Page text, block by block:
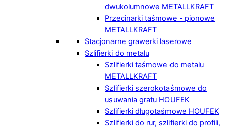
dwukolumnowe METALLKRAFT
Przecinarki taśmowe - pionowe
METALLKRAFT
Stacjonarne grawerki laserowe
Szlifierki do metalu
Szlifierki taśmowe do metalu
METALLKRAFT
Szlifierki szerokotaśmowe do
usuwania gratu HOUFEK
Szlifierki długotaśmowe HOUFEK
Szlifierki do rur, szlifierki do profili,